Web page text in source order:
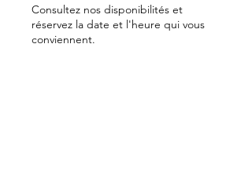
Consultez nos disponibilités et
réservez la date et l'heure qui vous
conviennent.